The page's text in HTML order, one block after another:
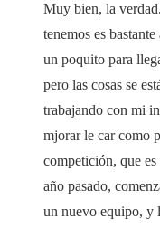
Muy bien, la
tenemos es
un poquito para
pero las cosas se
trabajando con mi
mjorar le car como
competición, que
año pasado,
un nuevo equipo, y